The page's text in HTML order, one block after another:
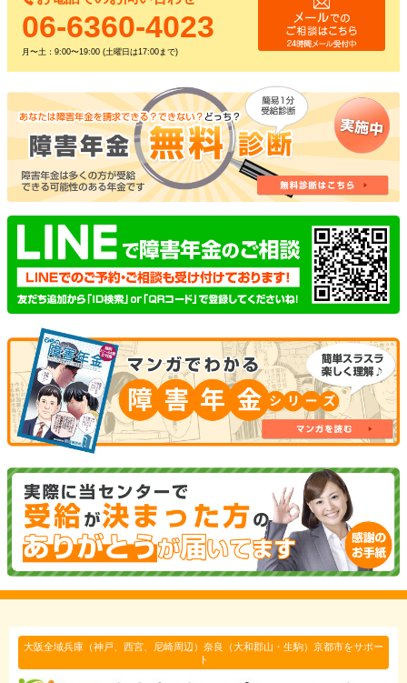
06-6360-4023
月〜土：9:00〜19:00 (土曜日は17:00まで)
大阪全域兵庫（神戸、西宮、尼崎周辺）奈良（大和郡山・生駒）京都市をサポー
ト